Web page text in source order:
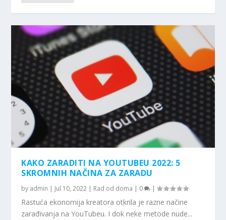
KAKO ZARADITI NA YOUTUBEU 2022: 5
SKROMNIH NAČINA ZA ZARADU
by admin | Jul 10, 2022 | Rad od doma | 0 |
Rastuća ekonomija kreatora otkrila je razne načine
zarađivanja na YouTubeu. I dok neke metode nude...